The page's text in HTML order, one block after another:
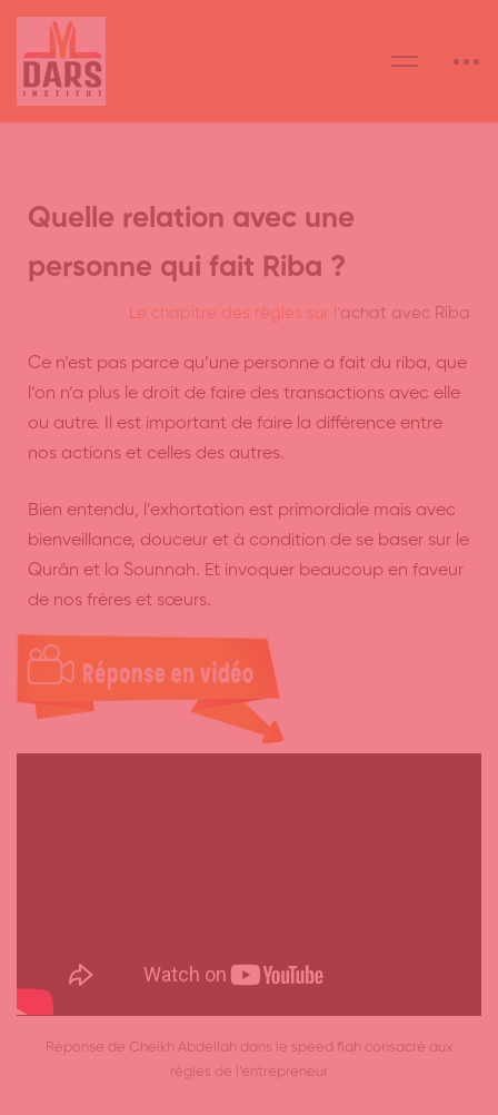
Quelle relation avec une
personne qui fait Riba ?
Le chapitre des règles sur l’achat avec Riba
Ce n’est pas parce qu’une personne a fait du riba, que
l’on n’a plus le droit de faire des transactions avec elle
ou autre. Il est important de faire la différence entre
nos actions et celles des autres.
Bien entendu, l’exhortation est primordiale mais avec
bienveillance, douceur et à condition de se baser sur le
Qurân et la Sounnah. Et invoquer beaucoup en faveur
de nos frères et sœurs.
Réponse de Cheikh Abdellah dans le speed fiqh consacré aux
règles de l’entrepreneur